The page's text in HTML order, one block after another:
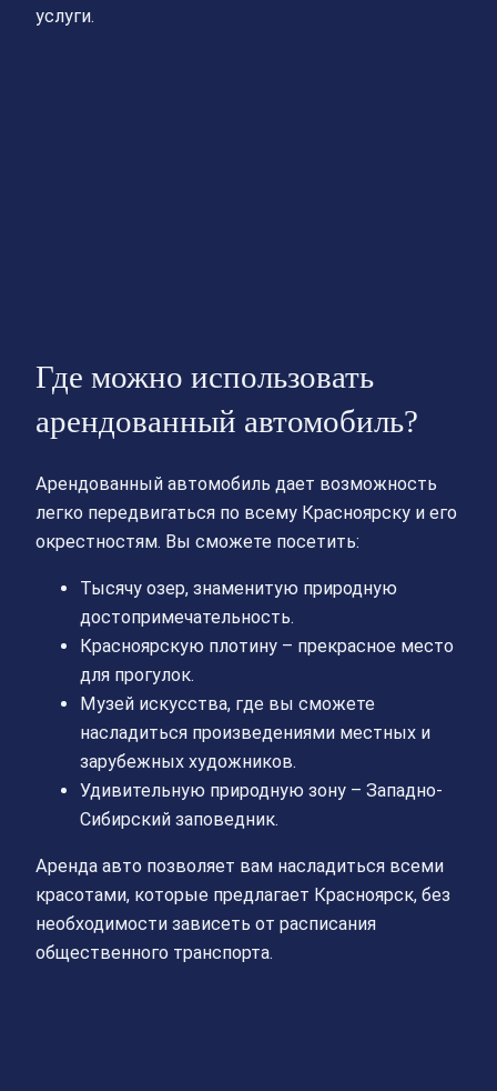
услуги.
Где можно использовать
арендованный автомобиль?
Aрендованный автомобиль дает возможность
легко передвигаться по всему Красноярску и его
окрестностям. Вы сможете посетить:
Тысячу озер, знаменитую природную
достопримечательность.
Красноярскую плотину – прекрасное место
для прогулок.
Музей искусства, где вы сможете
насладиться произведениями местных и
зарубежных художников.
Удивительную природную зону – Западно-
Сибирский заповедник.
Аренда авто позволяет вам насладиться всеми
красотами, которые предлагает Красноярск, без
необходимости зависеть от расписания
общественного транспорта.